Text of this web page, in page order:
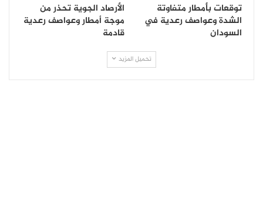
توقعات بأمطار متفاوتة
الشدة وعواصف رعدية في
السودان
الأرصاد الجوية تحذر من
موجة أمطار وعواصف رعدية
قادمة
تحميل المزيد